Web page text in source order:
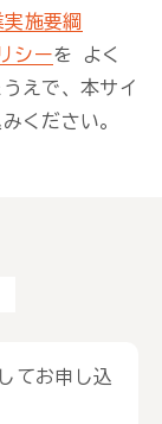
実施要綱
シーを よく
えで、本サイ
ください。
てお申し込